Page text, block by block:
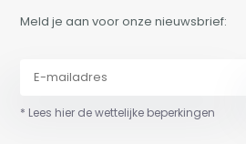
Meld je aan voor onze nieuwsbrief:
* Lees hier de wettelijke beperkingen